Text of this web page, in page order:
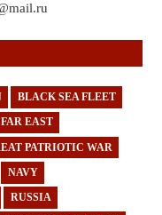
BLACK SEA FLEET
FAR EAST
PATRIOTIC WAR
NAVY
RUSSIA